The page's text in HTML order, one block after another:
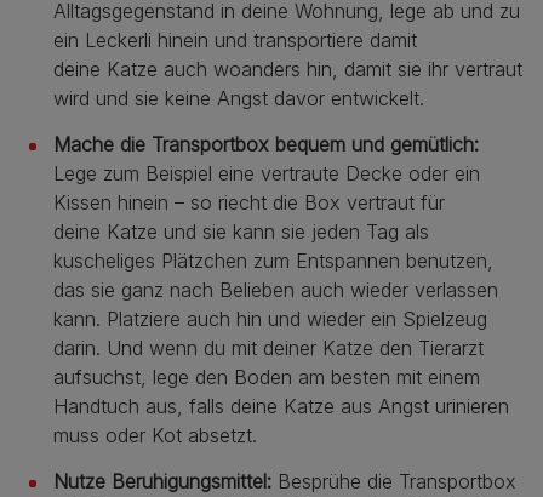
Alltagsgegenstand in deine Wohnung, lege ab und zu
ein Leckerli hinein und transportiere damit
deine Katze auch woanders hin, damit sie ihr vertraut
wird und sie keine Angst davor entwickelt.
Mache die Transportbox bequem und gemütlich:
Lege zum Beispiel eine vertraute Decke oder ein
Kissen hinein – so riecht die Box vertraut für
deine Katze und sie kann sie jeden Tag als
kuscheliges Plätzchen zum Entspannen benutzen,
das sie ganz nach Belieben auch wieder verlassen
kann. Platziere auch hin und wieder ein Spielzeug
darin. Und wenn du mit deiner Katze den Tierarzt
aufsuchst, lege den Boden am besten mit einem
Handtuch aus, falls deine Katze aus Angst urinieren
muss oder Kot absetzt.
Nutze Beruhigungsmittel: Besprühe die Transportbox